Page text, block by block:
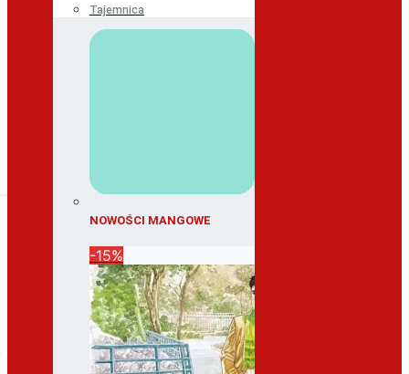
Tajemnica
NOWOŚCI MANGOWE
-15%